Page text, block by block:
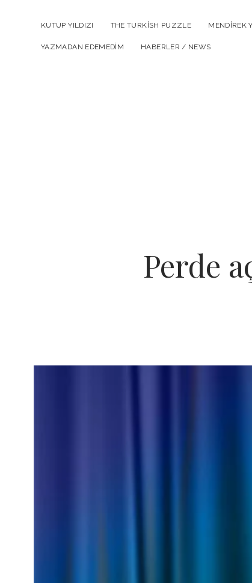
KUTUP YILDIZI THE TURKISH PUZZLE MENDIREK
YAZMADAN EDEMEDIM HABERLER / NEWS
Perde